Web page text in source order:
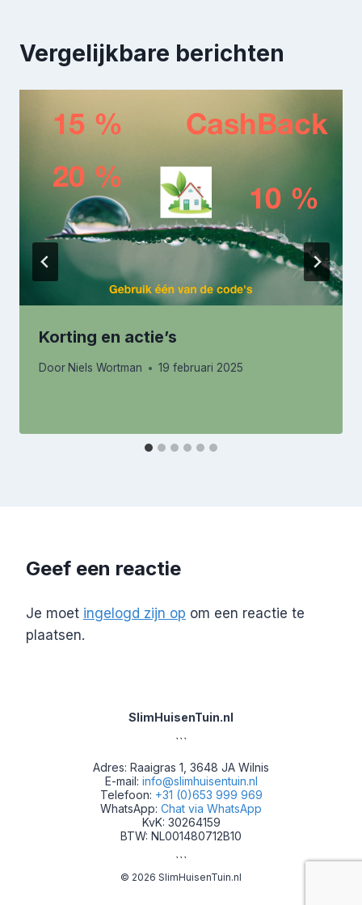
Vergelijkbare berichten
Korting en actie’s
Door Niels Wortman 19 februari 2025
Geef een reactie
Je moet ingelogd zijn op om een reactie te
plaatsen.
SlimHuisenTuin.nl
```
Adres: Raaigras 1, 3648 JA Wilnis
E-mail: info@slimhuisentuin.nl
Telefoon: +31 (0)653 999 969
WhatsApp: Chat via WhatsApp
KvK: 30264159
BTW: NL001480712B10
```
© 2026 SlimHuisenTuin.nl